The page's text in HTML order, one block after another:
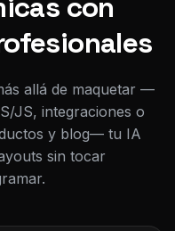
allá de maquetar —
JS, integraciones o
y blog— tu IA
sin tocar